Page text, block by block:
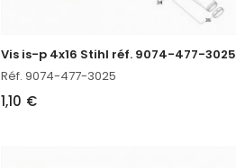
Vis is-p 4x16 Stihl réf. 9074-477-3025
Réf. 9074-477-3025
1,10 €